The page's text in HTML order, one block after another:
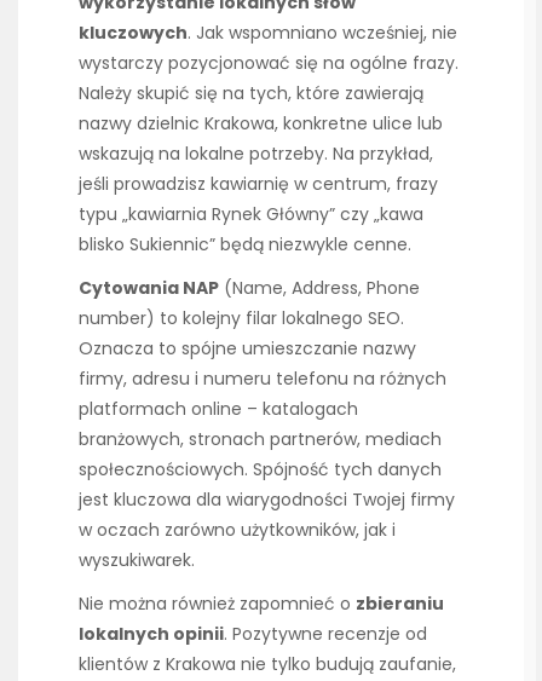
kluczowych. Jak wspomniano wcześniej, nie
wystarczy pozycjonować się na ogólne frazy.
Należy skupić się na tych, które zawierają
nazwy dzielnic Krakowa, konkretne ulice lub
wskazują na lokalne potrzeby. Na przykład,
jeśli prowadzisz kawiarnię w centrum, frazy
typu „kawiarnia Rynek Główny” czy „kawa
blisko Sukiennic” będą niezwykle cenne.
Cytowania NAP (Name, Address, Phone
number) to kolejny filar lokalnego SEO.
Oznacza to spójne umieszczanie nazwy
firmy, adresu i numeru telefonu na różnych
platformach online – katalogach
branżowych, stronach partnerów, mediach
społecznościowych. Spójność tych danych
jest kluczowa dla wiarygodności Twojej firmy
w oczach zarówno użytkowników, jak i
wyszukiwarek.
Nie można również zapomnieć o zbieraniu
lokalnych opinii. Pozytywne recenzje od
klientów z Krakowa nie tylko budują zaufanie,